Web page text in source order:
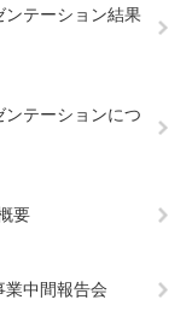
テーション結果
テーションにつ
要
中間報告会